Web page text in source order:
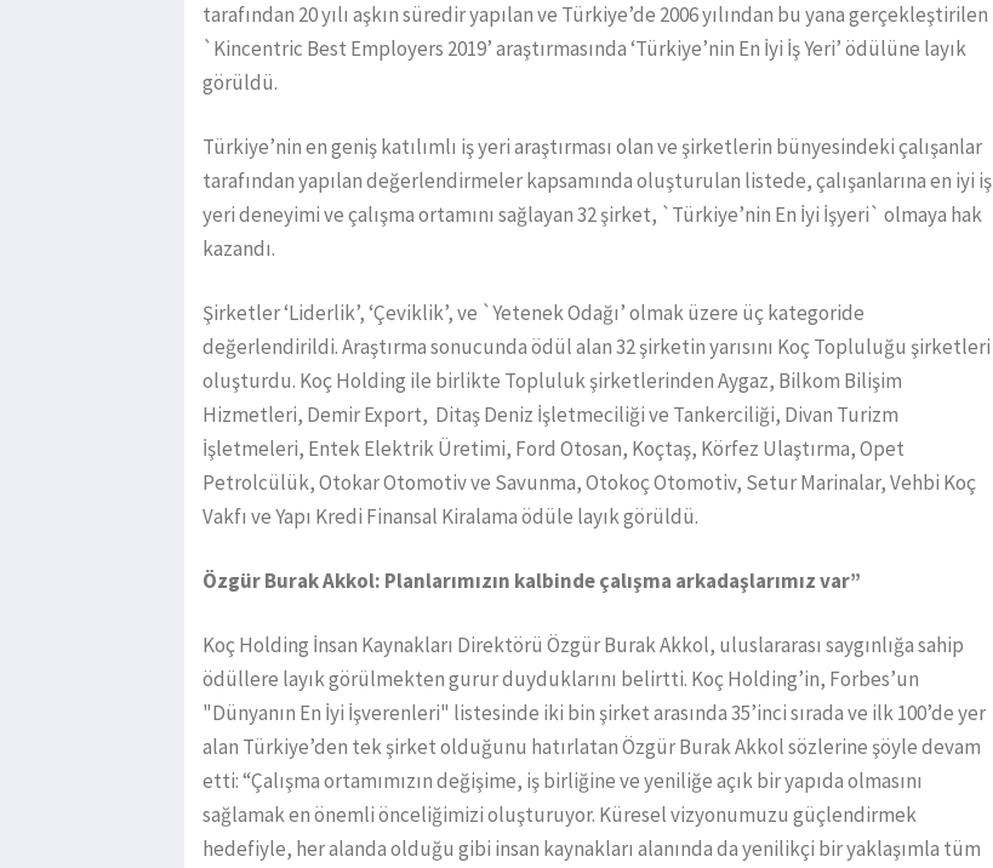
tarafından 20 yılı aşkın süredir yapılan ve Türkiye’de 2006 yılından bu yana gerçekleştirilen
`Kincentric Best Employers 2019’ araştırmasında ‘Türkiye’nin En İyi İş Yeri’ ödülüne layık
görüldü.
Türkiye’nin en geniş katılımlı iş yeri araştırması olan ve şirketlerin bünyesindeki çalışanlar
tarafından yapılan değerlendirmeler kapsamında oluşturulan listede, çalışanlarına en iyi iş
yeri deneyimi ve çalışma ortamını sağlayan 32 şirket, `Türkiye’nin En İyi İşyeri` olmaya hak
kazandı.
Şirketler ‘Liderlik’, ‘Çeviklik’, ve `Yetenek Odağı’ olmak üzere üç kategoride
değerlendirildi. Araştırma sonucunda ödül alan 32 şirketin yarısını Koç Topluluğu şirketleri
oluşturdu. Koç Holding ile birlikte Topluluk şirketlerinden Aygaz, Bilkom Bilişim
Hizmetleri, Demir Export, Ditaş Deniz İşletmeciliği ve Tankerciliği, Divan Turizm
İşletmeleri, Entek Elektrik Üretimi, Ford Otosan, Koçtaş, Körfez Ulaştırma, Opet
Petrolcülük, Otokar Otomotiv ve Savunma, Otokoç Otomotiv, Setur Marinalar, Vehbi Koç
Vakfı ve Yapı Kredi Finansal Kiralama ödüle layık görüldü.
Özgür Burak Akkol: Planlarımızın kalbinde çalışma arkadaşlarımız var”
Koç Holding İnsan Kaynakları Direktörü Özgür Burak Akkol, uluslararası saygınlığa sahip
ödüllere layık görülmekten gurur duyduklarını belirtti. Koç Holding’in, Forbes’un
"Dünyanın En İyi İşverenleri" listesinde iki bin şirket arasında 35’inci sırada ve ilk 100’de yer
alan Türkiye’den tek şirket olduğunu hatırlatan Özgür Burak Akkol sözlerine şöyle devam
etti: “Çalışma ortamımızın değişime, iş birliğine ve yeniliğe açık bir yapıda olmasını
sağlamak en önemli önceliğimizi oluşturuyor. Küresel vizyonumuzu güçlendirmek
hedefiyle, her alanda olduğu gibi insan kaynakları alanında da yenilikçi bir yaklaşımla tüm